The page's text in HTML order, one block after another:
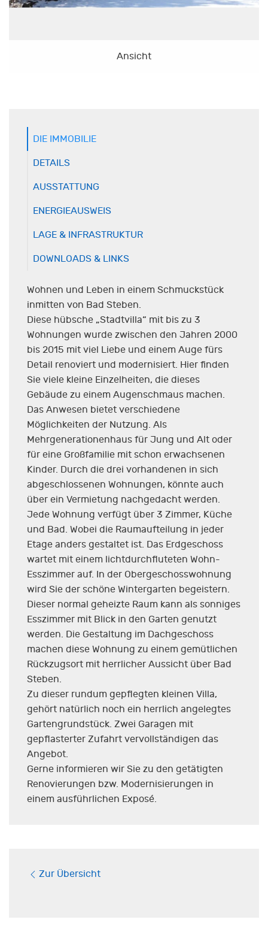
Ansicht
DIE IMMOBILIE
DETAILS
AUSSTATTUNG
ENERGIEAUSWEIS
LAGE & INFRASTRUKTUR
DOWNLOADS & LINKS
Wohnen und Leben in einem Schmuckstück
inmitten von Bad Steben.
Diese hübsche „Stadtvilla“ mit bis zu 3
Wohnungen wurde zwischen den Jahren 2000
bis 2015 mit viel Liebe und einem Auge fürs
Detail renoviert und modernisiert. Hier finden
Sie viele kleine Einzelheiten, die dieses
Gebäude zu einem Augenschmaus machen.
Das Anwesen bietet verschiedene
Möglichkeiten der Nutzung. Als
Mehrgenerationenhaus für Jung und Alt oder
für eine Großfamilie mit schon erwachsenen
Kinder. Durch die drei vorhandenen in sich
abgeschlossenen Wohnungen, könnte auch
über ein Vermietung nachgedacht werden.
Jede Wohnung verfügt über 3 Zimmer, Küche
und Bad. Wobei die Raumaufteilung in jeder
Etage anders gestaltet ist. Das Erdgeschoss
wartet mit einem lichtdurchfluteten Wohn-
Esszimmer auf. In der Obergeschosswohnung
wird Sie der schöne Wintergarten begeistern.
Dieser normal geheizte Raum kann als sonniges
Esszimmer mit Blick in den Garten genutzt
werden. Die Gestaltung im Dachgeschoss
machen diese Wohnung zu einem gemütlichen
Rückzugsort mit herrlicher Aussicht über Bad
Steben.
Zu dieser rundum gepflegten kleinen Villa,
gehört natürlich noch ein herrlich angelegtes
Gartengrundstück. Zwei Garagen mit
gepflasterter Zufahrt vervollständigen das
Angebot.
Gerne informieren wir Sie zu den getätigten
Renovierungen bzw. Modernisierungen in
einem ausführlichen Exposé.
Zur Übersicht